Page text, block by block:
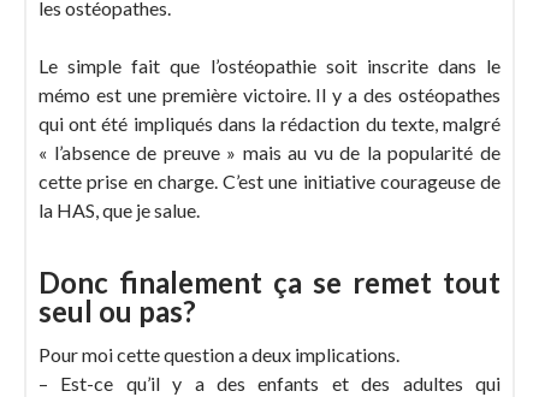
les ostéopathes.
Le simple fait que l’ostéopathie soit inscrite dans le
mémo est une première victoire. Il y a des ostéopathes
qui ont été impliqués dans la rédaction du texte, malgré
« l’absence de preuve » mais au vu de la popularité de
cette prise en charge. C’est une initiative courageuse de
la HAS, que je salue.
Donc finalement ça se remet tout
seul ou pas?
Pour moi cette question a deux implications.
– Est-ce qu’il y a des enfants et des adultes qui